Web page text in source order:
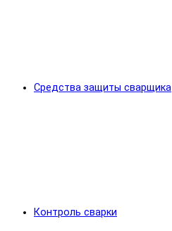
Средства защиты сварщика
Контроль сварки